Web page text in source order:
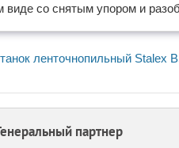
виде со снятым упором и
ленточнопильный Stalex
партнер